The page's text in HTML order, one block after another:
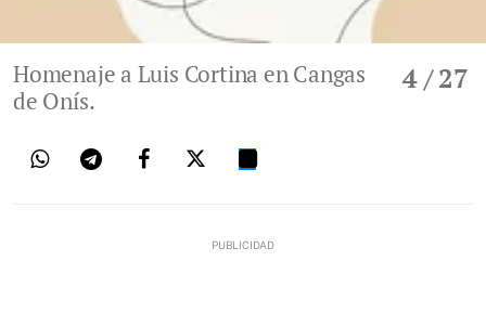
4/ 27
Homenaje a Luis Cortina en Cangas
de Onís.